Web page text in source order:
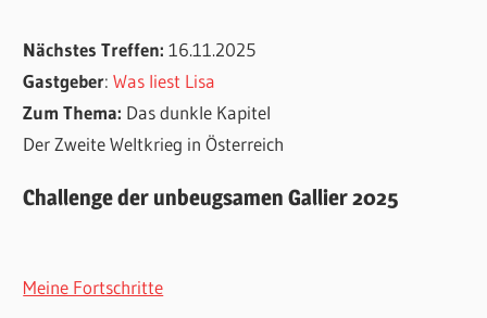
Nächstes Treffen:16.11.2025
Gastgeber:Was liest Lisa
Zum Thema: Das dunkle Kapitel
Der Zweite Weltkrieg in Österreich
Challenge der unbeugsamen Gallier 2025
Meine Fortschritte